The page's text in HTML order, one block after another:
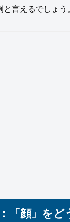
言えるでしょう
「顔」をど